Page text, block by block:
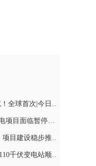
海上风电采用±525kV海缆！全球首次|今日快看
成本飙升！2.8GW海上风电项目面临暂停风险
锦界330千伏输变电工程：项目建设稳步推进 确保5月底投产送电|天天观焦点
当前速读：上海宝山这个110千伏变电站顺利送电